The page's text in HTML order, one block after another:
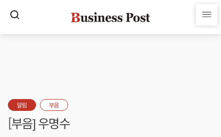
알림 부음
[부음] 우명수